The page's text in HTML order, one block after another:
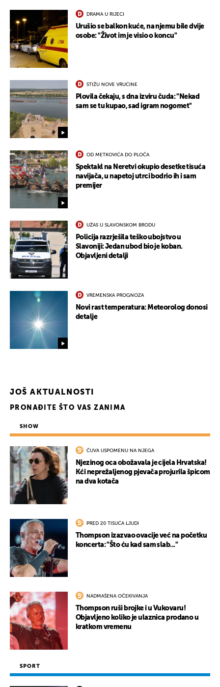
DRAMA U RIJECI
Urušio se balkon kuće, na njemu bile dvije
osobe: "Život im je visio o koncu"
STIŽU NOVE VRUĆINE
Plovila čekaju, s dna izviru čuda: "Nekad
sam se tu kupao, sad igram nogomet"
OD METKOVIĆA DO PLOČA
Spektakl na Neretvi okupio desetke tisuća
navijača, u napetoj utrci bodrio ih i sam
premijer
UŽAS U SLAVONSKOM BRODU
Policija razrješila teško ubojstvo u
Slavoniji: Jedan ubod bio je koban.
Objavljeni detalji
VREMENSKA PROGNOZA
Novi rast temperatura: Meteorolog donosi
detalje
JOŠ AKTUALNOSTI
PRONAĐITE ŠTO VAS ZANIMA
SHOW
ČUVA USPOMENU NA NJEGA
Njezinog oca obožavala je cijela Hrvatska!
Kći neprežaljenog pjevača projurila špicom
na dva kotača
PRED 20 TISUĆA LJUDI
Thompson izazvao ovacije već na početku
koncerta: "Što ću kad sam slab..."
NADMAŠENA OČEKIVANJA
Thompson ruši brojke i u Vukovaru!
Objavljeno koliko je ulaznica prodano u
kratkom vremenu
SPORT
UKLJUČITE NOTIFIKACIJE